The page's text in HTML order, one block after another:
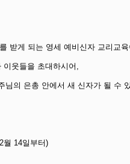
받게 되는 영세 예비신자 교리교
웃들을 초대하시어,
님의 은총 안에서 새 신자가 될 수
월 14일부터)